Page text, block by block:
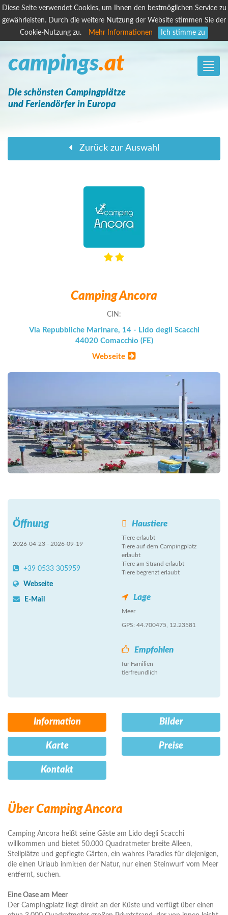
Diese Seite verwendet Cookies, um Ihnen den bestmöglichen Service zu
gewährleisten. Durch die weitere Nutzung der Website stimmen Sie der
Cookie-Nutzung zu.
Mehr Informationen Ich stimme zu
Toggle
campings.at
Die schönsten Campingplätze
und Feriendörfer in Europa
Zurück zur Auswahl
Camping Ancora
CIN:
Via Repubbliche Marinare, 14 - Lido degli Scacchi
44020 Comacchio (FE)
Webseite
Öffnung
2026-04-23 - 2026-09-19
+39 0533 305959
Webseite
E-Mail
Haustiere
Tiere erlaubt
Tiere auf dem Campingplatz
erlaubt
Tiere am Strand erlaubt
Tiere begrenzt erlaubt
Lage
Meer
GPS: 44.700475, 12.23581
Empfohlen
für Familien
tierfreundlich
Information Bilder
Karte Preise
Kontakt
Über Camping Ancora
Camping Ancora heißt seine Gäste am Lido degli Scacchi
willkommen und bietet 50.000 Quadratmeter breite Alleen,
Stellplätze und gepflegte Gärten, ein wahres Paradies für diejenigen,
die einen Urlaub inmitten der Natur, nur einen Steinwurf vom Meer
entfernt, suchen.
Eine Oase am Meer
Der Campingplatz liegt direkt an der Küste und verfügt über einen